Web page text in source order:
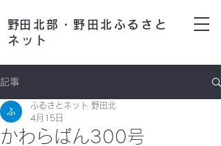
​野田北部・野田北ふるさと
ネット
記事
かわらばん300号
ふるさとネット 野田北
4月15日